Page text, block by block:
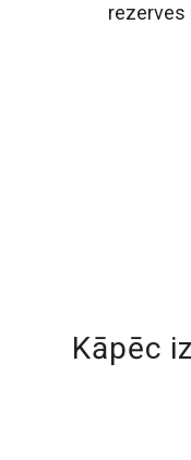
rezerves
Kāpēc